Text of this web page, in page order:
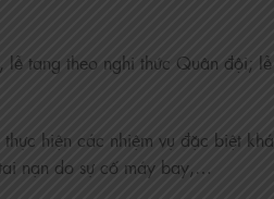
tang theo nghi thức Quân đội;
hiện các nhiệm vụ đặc biệt
nạn do sự cố máy bay,…